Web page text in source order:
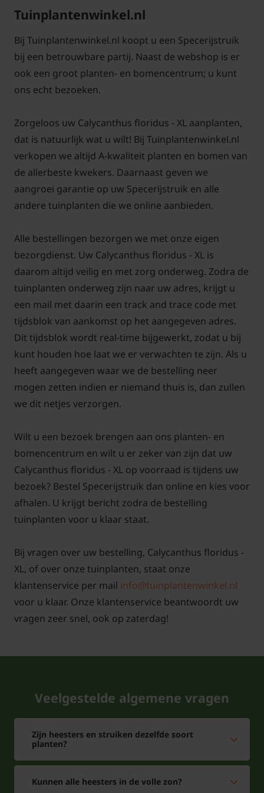
assortiment XL - planten aan. Planten met een
klimplanten of bomen. Om dat te illustreren vindt u
bij deze planten een voorbeeldplaatje met daarin het
origineel en de XL - versie naast elkaar. Door de
kan eventueel in de winter in een vorstvrije periode.
Veelgestelde vragen over
Is de Calycanthus floridus een
bladverliezende struik?
De Specerijstruik Calycanthus floridus is in de winter
inderdaad een kale struik. De bladeren krijgen een
zomer is de bladkleur frisgroen met aan de
onderzijde licht gekleurd. De vruchten van de
rozenbottels.
Kan de Calycanthus floridus in de
Calycanthus floridus is een sierheester die graag op
een zonnige standplaats, dus volle zon is eigenlijk
het beste. Calycanthus floridus heeft een goede
winterhardheid. De Calycanthus floridus is een
heester die u goed kunt combineren in een border
met vaste planten.
Als de Calycanthus floridus bloeit,
geurt deze dan?
De stuik Calycanthus floridus heeft de Nederlandse
naam Specerijstruik, deze naam doet de plant ook
echt eer aan. Sommige mensen vinden dat de plant
ook een naar kaneel geurende aroma. De bloei is in
kleur.
Hoe plant ik Calycanthus?
De Calycanthus floridus kunt u het beste aanplanten
in de volle zon of halfschaduw. Zorg dat de bodem
goed los is en dat overtollig water goed weg kan.
Tuinplantenwinkel.nl
Bij Tuinplantenwinkel.nl koopt u een Specerijstruik
bij een betrouwbare partij. Naast de webshop is er
ook een groot planten- en bomencentrum; u kunt
ons echt bezoeken.
Zorgeloos uw Calycanthus floridus - XL aanplanten,
dat is natuurlijk wat u wilt! Bij Tuinplantenwinkel.nl
verkopen we altijd A-kwaliteit planten en bomen van
de allerbeste kwekers. Daarnaast geven we
aangroei garantie op uw Specerijstruik en alle
andere tuinplanten die we online aanbieden.
Alle bestellingen bezorgen we met onze eigen
bezorgdienst. Uw Calycanthus floridus - XL is
daarom altijd veilig en met zorg onderweg. Zodra de
tuinplanten onderweg zijn naar uw adres, krijgt u
een mail met daarin een track and trace code met
tijdsblok van aankomst op het aangegeven adres.
Dit tijdsblok wordt real-time bijgewerkt, zodat u bij
kunt houden hoe laat we er verwachten te zijn. Als u
heeft aangegeven waar we de bestelling neer
mogen zetten indien er niemand thuis is, dan zullen
we dit netjes verzorgen.
Wilt u een bezoek brengen aan ons planten- en
bomencentrum en wilt u er zeker van zijn dat uw
Calycanthus floridus - XL op voorraad is tijdens uw
bezoek? Bestel Specerijstruik dan online en kies voor
afhalen. U krijgt bericht zodra de bestelling
tuinplanten voor u klaar staat.
Bij vragen over uw bestelling, Calycanthus floridus -
XL, of over onze tuinplanten, staat onze
klantenservice per mail info@tuinplantenwinkel.nl
voor u klaar. Onze klantenservice beantwoordt uw
vragen zeer snel, ook op zaterdag!
Veelgestelde algemene vragen
Zijn heesters en struiken dezelfde soort
planten?
Kunnen alle heesters in de volle zon?